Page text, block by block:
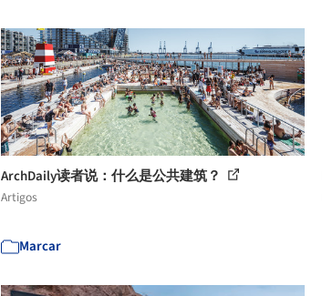
ArchDaily读者说：什么是公共建筑？
Artigos
Marcar